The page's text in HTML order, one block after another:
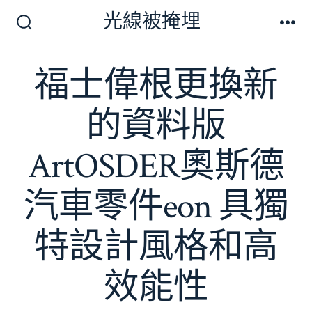
換
開
光線被掩埋
福士偉根更換新
的資料版
ArtOSDER奧斯德
汽車零件eon 具獨
特設計風格和高
效能性